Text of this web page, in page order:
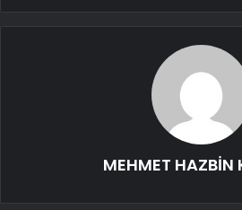
MEHMET HAZBİN